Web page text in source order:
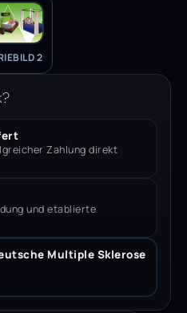
2
Zahlung direkt
und etablierte
Multiple Sklerose